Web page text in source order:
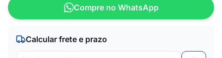
Compre no WhatsApp
Calcular frete e prazo